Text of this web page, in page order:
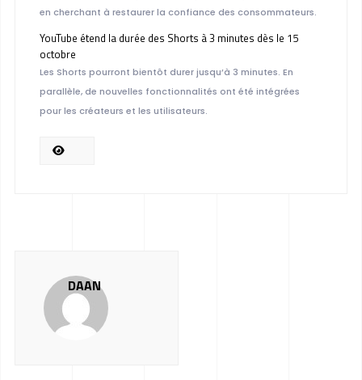
en cherchant à restaurer la confiance des consommateurs.
YouTube étend la durée des Shorts à 3 minutes dès le 15
octobre
Les Shorts pourront bientôt durer jusqu’à 3 minutes. En
parallèle, de nouvelles fonctionnalités ont été intégrées
pour les créateurs et les utilisateurs.
DAAN